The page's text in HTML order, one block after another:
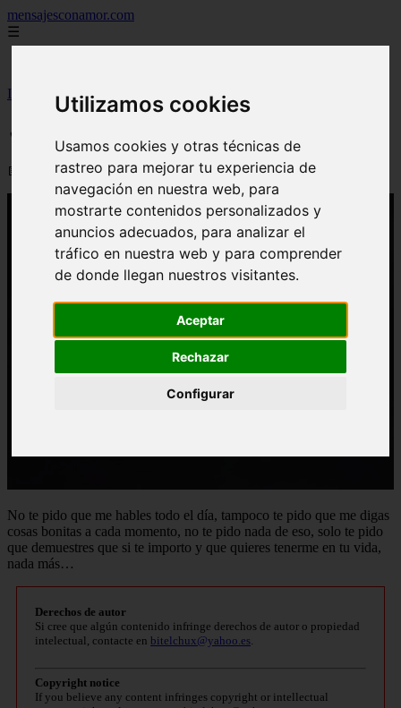
Utilizamos cookies
Usamos cookies y otras técnicas de
rastreo para mejorar tu experiencia de
navegación en nuestra web, para
mostrarte contenidos personalizados y
anuncios adecuados, para analizar el
tráfico en nuestra web y para comprender
de donde llegan nuestros visitantes.
Aceptar
Rechazar
Configurar
mensajesconamor.com
☰
Inicio imagenesde ✓ No te pido nada, solo que te importe
✓ No te pido nada, solo que te importe
📅 29/09/2024
No te pido que me hables todo el día, tampoco te pido que me digas
cosas bonitas a cada momento, no te pido nada de eso, solo te pido
que demuestres que si te importo y que quieres tenerme en tu vida,
nada más…
Derechos de autor
Si cree que algún contenido infringe derechos de autor o propiedad
intelectual, contacte en bitelchux@yahoo.es
Copyright notice
If you believe any content infringes copyright or intellectual